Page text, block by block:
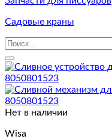
Садовые краны
Искать:
Нет в наличии
Wisa